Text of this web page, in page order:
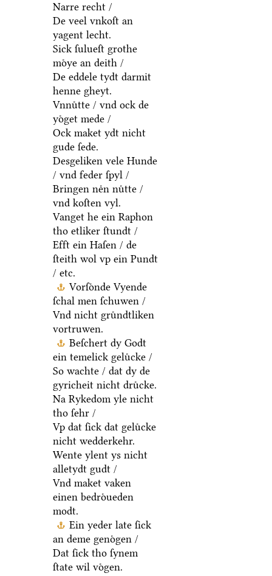
Narre recht /
De veel vnkoſt an
yagent lecht.
Sick ſulueſt grothe
moͤye an deith /
De eddele tydt darmit
henne gheyt.
Vnnuͤtte / vnd ock de
yoͤget mede /
Ock maket ydt nicht
gude ſede.
Desgeliken vele Hunde
/ vnd feder ſpyl /
Bringen neͤn nuͤtte /
vnd koſten vyl.
Vanget he ein Raphon
tho etliker ſtundt /
Efft ein Haſen / de
ſteith wol vp ein Pundt
/ etc.
Vorſoͤnde Vyende
ſchal men ſchuwen /
Vnd nicht gruͤndtliken
vortruwen.
Beſchert dy Godt
ein temelick geluͤcke /
So wachte / dat dy de
gyricheit nicht druͤcke.
Na Rykedom yle nicht
tho ſehr /
Vp dat ſick dat geluͤcke
nicht wedderkehr.
Wente ylent ys nicht
alletydt gudt /
Vnd maket vaken
einen bedroͤueden
modt.
Ein yeder late ſick
an deme genoͤgen /
Dat ſick tho ſynem
ſtate wil voͤgen.